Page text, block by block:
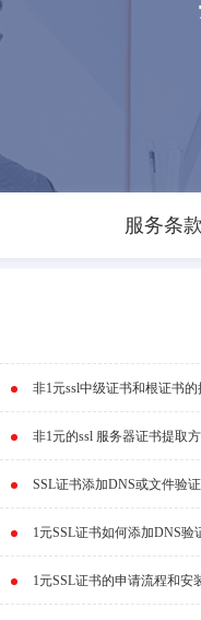
服务条款
非1元ssl中级证书和根证书
非1元的ssl 服务器证书提取
SSL证书添加DNS或文件验
1元SSL证书如何添加DNS验
1元SSL证书的申请流程和安